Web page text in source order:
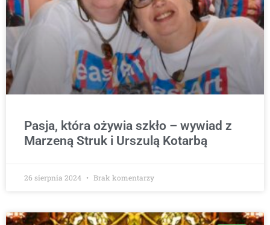
Pasja, która ożywia szkło – wywiad z
Marzeną Struk i Urszulą Kotarbą
26 sierpnia 2024 Brak komentarzy